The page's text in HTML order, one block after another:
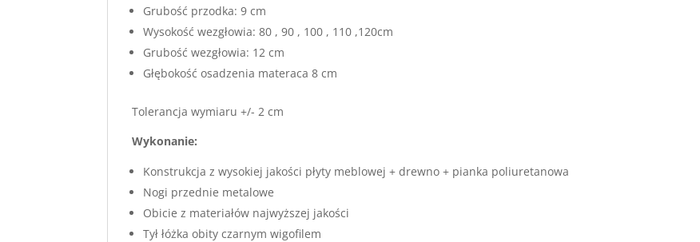
Grubość przodka: 9 cm
Wysokość wezgłowia: 80 , 90 , 100 , 110 ,120cm
Grubość wezgłowia: 12 cm
Głębokość osadzenia materaca 8 cm
Tolerancja wymiaru +/- 2 cm
Wykonanie:
Konstrukcja z wysokiej jakości płyty meblowej + drewno + pianka poliuretanowa
Nogi przednie metalowe
Obicie z materiałów najwyższej jakości
Tył łóżka obity czarnym wigofilem